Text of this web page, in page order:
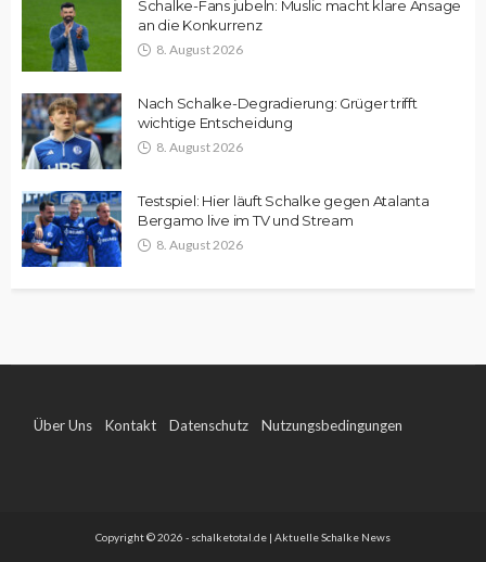
Schalke-Fans jubeln: Muslic macht klare Ansage
an die Konkurrenz
8. August 2026
Nach Schalke-Degradierung: Grüger trifft
wichtige Entscheidung
8. August 2026
Testspiel: Hier läuft Schalke gegen Atalanta
Bergamo live im TV und Stream
8. August 2026
Über Uns Kontakt Datenschutz Nutzungsbedingungen
Copyright © 2026 - schalketotal.de | Aktuelle Schalke News